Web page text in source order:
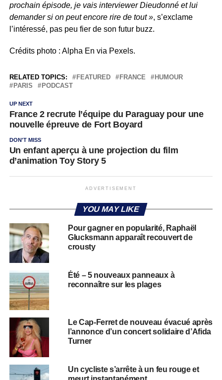
prochain épisode, je vais interviewer Dieudonné et lui
demander si on peut encore rire de tout », s’exclame
l’intéressé, pas peu fier de son futur buzz.
Crédits photo : Alpha En via Pexels.
RELATED TOPICS: FEATURED FRANCE
HUMOUR
PARIS
PODCAST
UP NEXT
France 2 recrute l’équipe du Paraguay pour une
nouvelle épreuve de Fort Boyard
DON'T MISS
Un enfant aperçu à une projection du film
d’animation Toy Story 5
ADVERTISEMENT
YOU MAY LIKE
Pour gagner en popularité, Raphaël
Glucksmann apparaît recouvert de
crousty
Été – 5 nouveaux panneaux à
reconnaître sur les plages
Le Cap-Ferret de nouveau évacué après
l’annonce d’un concert solidaire d’Afida
Turner
Un cycliste s’arrête à un feu rouge et